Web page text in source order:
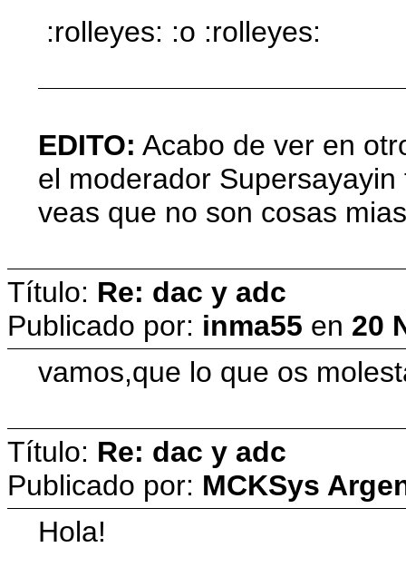
:rolleyes: :o :rolleyes:
EDITO: Acabo de ver en
el moderador
veas que no son cosas
Título: Re: dac y adc
Publicado por: inma55 en 20
vamos,que lo que os
Título: Re: dac y adc
Publicado por: MCKSys
Hola!